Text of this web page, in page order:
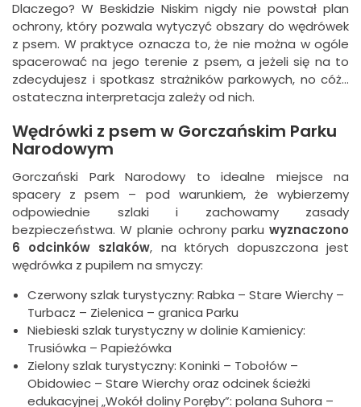
Dlaczego? W Beskidzie Niskim nigdy nie powstał plan
ochrony, który pozwala wytyczyć obszary do wędrówek
z psem. W praktyce oznacza to, że nie można w ogóle
spacerować na jego terenie z psem, a jeżeli się na to
zdecydujesz i spotkasz strażników parkowych, no cóż...
ostateczna interpretacja zależy od nich.
Wędrówki z psem w Gorczańskim Parku
Narodowym
Gorczański Park Narodowy to idealne miejsce na
spacery z psem – pod warunkiem, że wybierzemy
odpowiednie szlaki i zachowamy zasady
bezpieczeństwa. W planie ochrony parku wyznaczono
6 odcinków szlaków, na których dopuszczona jest
wędrówka z pupilem na smyczy:
Czerwony szlak turystyczny: Rabka – Stare Wierchy –
Turbacz – Zielenica – granica Parku
Niebieski szlak turystyczny w dolinie Kamienicy:
Trusiówka – Papieżówka
Zielony szlak turystyczny: Koninki – Tobołów –
Obidowiec – Stare Wierchy oraz odcinek ścieżki
edukacyjnej „Wokół doliny Poręby”: polana Suhora –